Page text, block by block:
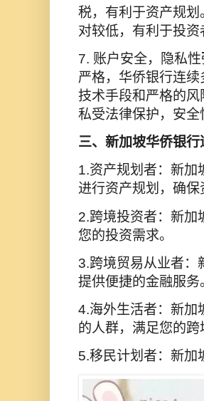
税，有利于资产规
对较低，有利于投
7. 账户安全，隐私
严格，华侨银行连
技术手段和严格的
私受法律保护，安全
三、新加坡华侨银行
1.资产规划者：新加
进行资产规划，确保
2.跨境投资者：新加
您的投资需求。
3.跨境贸易从业者：
提供便捷的金融服务
4.海外生活者：新加
的人群，满足您的
5.移民计划者：新加